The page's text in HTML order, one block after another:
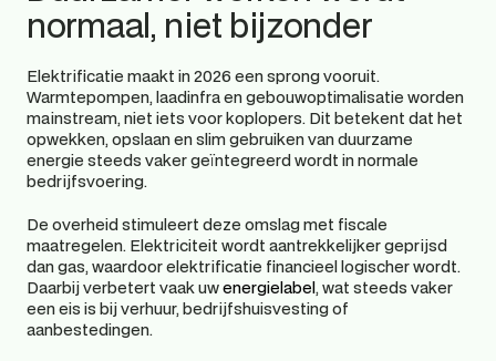
normaal, niet bijzonder
Elektrificatie maakt in 2026 een sprong vooruit.
Warmtepompen, laadinfra en gebouwoptimalisatie worden
mainstream, niet iets voor koplopers. Dit betekent dat het
opwekken, opslaan en slim gebruiken van duurzame
energie steeds vaker geïntegreerd wordt in normale
bedrijfsvoering.
De overheid stimuleert deze omslag met fiscale
maatregelen. Elektriciteit wordt aantrekkelijker geprijsd
dan gas, waardoor elektrificatie financieel logischer wordt.
Daarbij verbetert vaak uw energielabel, wat steeds vaker
een eis is bij verhuur, bedrijfshuisvesting of
aanbestedingen.